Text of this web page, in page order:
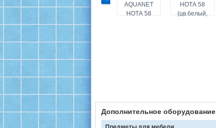
Дополнительное оборудование